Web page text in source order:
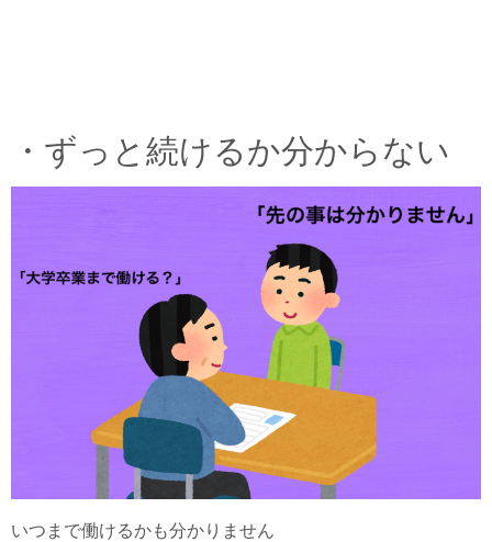
・ずっと続けるか分からない
いつまで働けるかも分かりません